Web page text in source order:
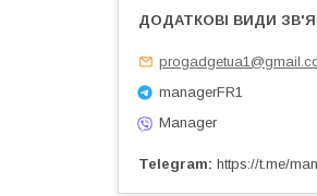
managerFR1
Manager
Telegram https://t.me/